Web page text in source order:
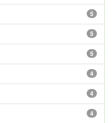
5
5
5
4
4
4